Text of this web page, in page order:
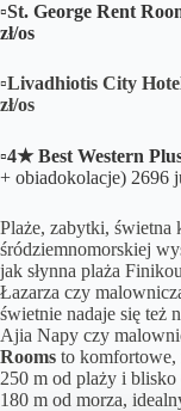
▫️St. George Rent
zł/os
▫️Livadhiotis City
zł/os
▫️4★ Best Western
+ obiadokolacje) 2696
Plaże, zabytki, świetna
śródziemnomorskiej
jak słynna plaża
Łazarza czy
świetnie nadaje się też
Ajia Napy czy
Rooms to komfortowe,
250 m od plaży i blisko
180 m od morza,